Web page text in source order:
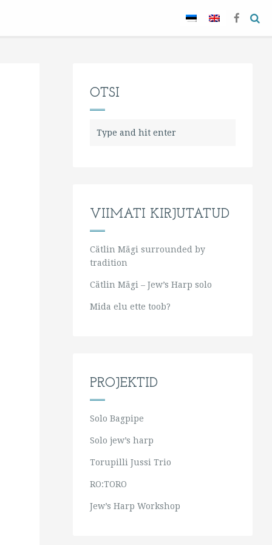
OTSI
VIIMATI KIRJUTATUD
Cätlin Mägi surrounded by
tradition
Cätlin Mägi – Jew’s Harp solo
Mida elu ette toob?
PROJEKTID
Solo Bagpipe
Solo jew’s harp
Torupilli Jussi Trio
RO:TORO
Jew’s Harp Workshop